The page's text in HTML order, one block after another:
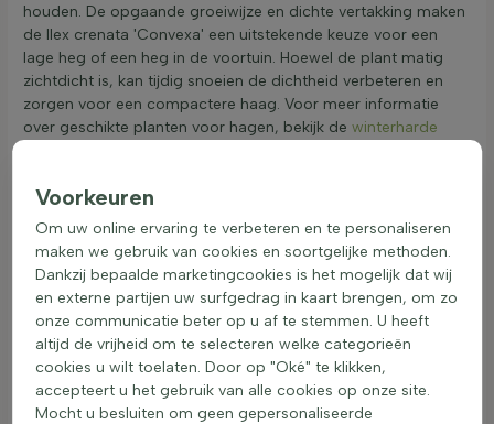
houden. De opgaande groeiwijze en dichte vertakking maken
de Ilex crenata 'Convexa' een uitstekende keuze voor een
lage heg of een heg in de voortuin. Hoewel de plant matig
zichtdicht is, kan tijdig snoeien de dichtheid verbeteren en
zorgen voor een compactere haag. Voor meer informatie
over geschikte planten voor hagen, bekijk de winterharde
of heg in de tuin. Deze plant is winterhard tot temperaturen
van -17,8°C tot -23,3°C en valt in USDA zone 6. De
winterhardheid kan echter variëren afhankelijk van de
standplaats en de bodemgesteldheid. Een beschutte plek
met goede drainage is ideaal. Ilex crenata 'Convexa' gedijt
goed op alle grondsoorten, zolang de grond goed
gedraineerd is. Te natte grond kan schadelijk zijn, dus zorg
ervoor dat de bodem niet te vochtig blijft. Dezehaagplant
draagt bij aan de biodiversiteit in de tuin. De bloemen, die in
mei en juni bloeien, zijn wit en trekken bijen en vlinders aan.
Voorkeuren
Om uw online ervaring te verbeteren en te personaliseren
maken we gebruik van cookies en soortgelijke methoden.
Dankzij bepaalde marketingcookies is het mogelijk dat wij
en externe partijen uw surfgedrag in kaart brengen, om zo
onze communicatie beter op u af te stemmen. U heeft
altijd de vrijheid om te selecteren welke categorieën
cookies u wilt toelaten. Door op "Oké" te klikken,
accepteert u het gebruik van alle cookies op onze site.
Mocht u besluiten om geen gepersonaliseerde